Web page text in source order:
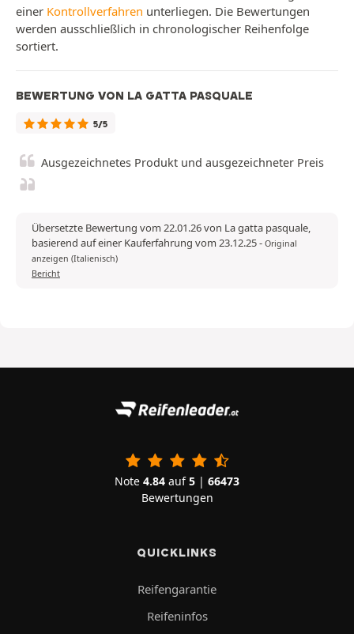
einer Kontrollverfahren unterliegen. Die Bewertungen
werden ausschließlich in chronologischer Reihenfolge
sortiert.
BEWERTUNG VON LA GATTA PASQUALE
5/5
Ausgezeichnetes Produkt und ausgezeichneter Preis
Übersetzte Bewertung vom 22.01.26 von La gatta pasquale,
basierend auf einer Kauferfahrung vom 23.12.25- Original
anzeigen (Italienisch)
Bericht
Note 4.84 auf5 | 66473
Bewertungen
QUICKLINKS
Reifengarantie
Reifeninfos